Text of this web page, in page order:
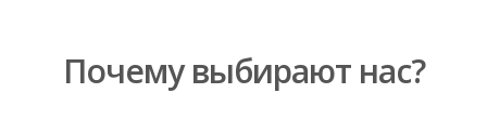
Почему выбирают нас?